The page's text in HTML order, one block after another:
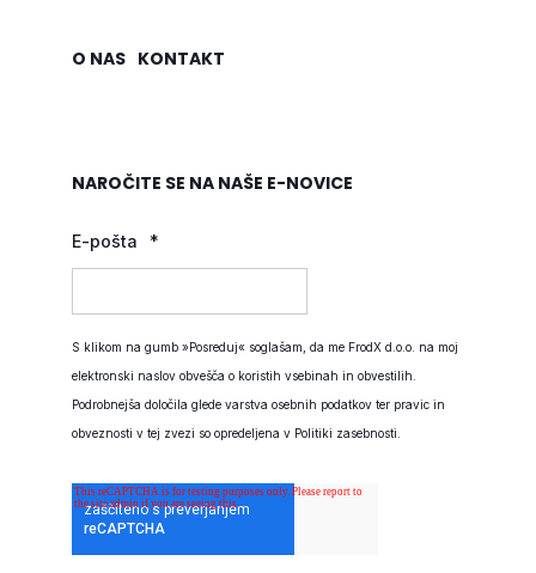
O NAS KONTAKT
NAROČITE SE NA NAŠE E-NOVICE
E-pošta *
S klikom na gumb »Posreduj« soglašam, da me FrodX d.o.o. na moj
elektronski naslov obvešča o koristih vsebinah in obvestilih.
Podrobnejša določila glede varstva osebnih podatkov ter pravic in
obveznosti v tej zvezi so opredeljena v Politiki zasebnosti